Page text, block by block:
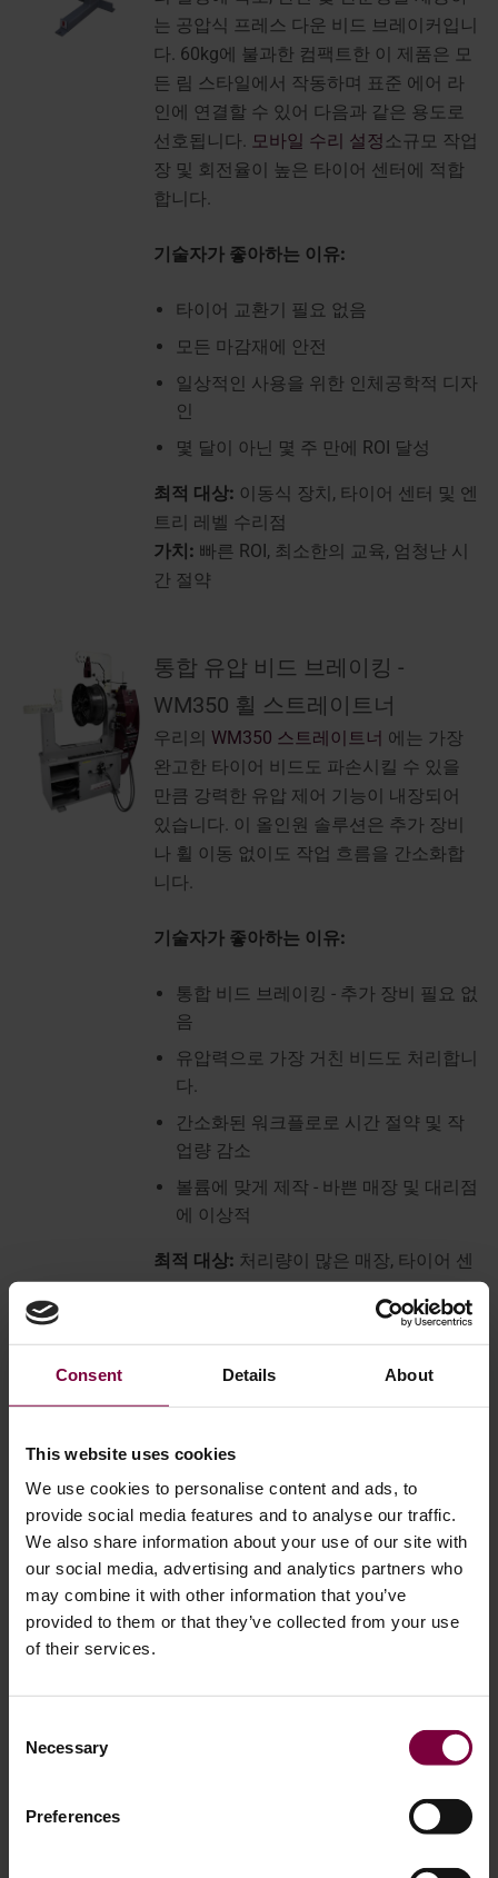
Consent Details About
This website uses cookies
We use cookies to personalise content and ads, to
provide social media features and to analyse our traffic.
We also share information about your use of our site with
our social media, advertising and analytics partners who
may combine it with other information that you’ve
provided to them or that they’ve collected from your use
of their services.
Selection
Necessary
Preferences
는 공압식 프레스 다운 비드 브레이커입니
다. 60kg에 불과한 컴팩트한 이 제품은 모
든 림 스타일에서 작동하며 표준 에어 라
인에 연결할 수 있어 다음과 같은 용도로
선호됩니다. 모바일 수리 설정 소규모 작업
장 및 회전율이 높은 타이어 센터에 적합
합니다.
기술자가 좋아하는 이유:
타이어 교환기 필요 없음
모든 마감재에 안전
일상적인 사용을 위한 인체공학적 디자
인
몇 달이 아닌 몇 주 만에 ROI 달성
최적 대상: 이동식 장치, 타이어 센터 및 엔
트리 레벨 수리점
가치: 빠른 ROI, 최소한의 교육, 엄청난 시
간 절약
통합 유압 비드 브레이킹 -
WM350 휠 스트레이트너
우리의 WM350 스트레이트너 에는 가장
완고한 타이어 비드도 파손시킬 수 있을
만큼 강력한 유압 제어 기능이 내장되어
있습니다. 이 올인원 솔루션은 추가 장비
나 휠 이동 없이도 작업 흐름을 간소화합
니다.
기술자가 좋아하는 이유:
통합 비드 브레이킹 - 추가 장비 필요 없
음
유압력으로 가장 거친 비드도 처리합니
다.
간소화된 워크플로로 시간 절약 및 작
업량 감소
볼륨에 맞게 제작 - 바쁜 매장 및 대리점
에 이상적
최적 대상: 처리량이 많은 매장, 타이어 센
최대화된 바닥 공간, 최고급 성능 및
작업자 안전
타이어 비드 브레이커는 휠 수리 사업을 운영하는 사람들에
게 작업의 효율성과 효과를 크게 향상시킬 수 있는 다양한
이점을 제공합니다.
더 빠른 처리 시간: 타이어 교체 시간을 몇 분에서 몇 초로
단축
사용량이 급증하는 성수기에 특히 유